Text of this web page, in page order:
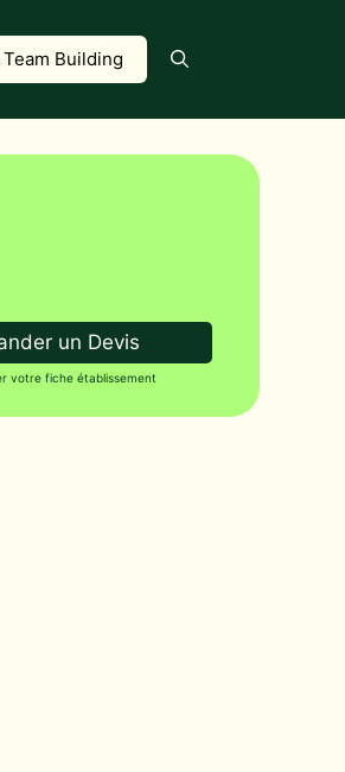
Building
un Devis
votre fiche établissement